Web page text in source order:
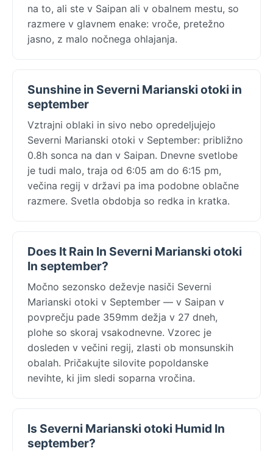
na to, ali ste v Saipan ali v obalnem mestu, so
razmere v glavnem enake: vroče, pretežno
jasno, z malo nočnega ohlajanja.
Sunshine in Severni Marianski otoki in
september
Vztrajni oblaki in sivo nebo opredeljujejo
Severni Marianski otoki v September: približno
0.8h sonca na dan v Saipan. Dnevne svetlobe
je tudi malo, traja od 6:05 am do 6:15 pm,
večina regij v državi pa ima podobne oblačne
razmere. Svetla obdobja so redka in kratka.
Does It Rain In Severni Marianski otoki
In september?
Močno sezonsko deževje nasiči Severni
Marianski otoki v September — v Saipan v
povprečju pade 359mm dežja v 27 dneh,
plohe so skoraj vsakodnevne. Vzorec je
dosleden v večini regij, zlasti ob monsunskih
obalah. Pričakujte silovite popoldanske
nevihte, ki jim sledi soparna vročina.
Is Severni Marianski otoki Humid In
september?